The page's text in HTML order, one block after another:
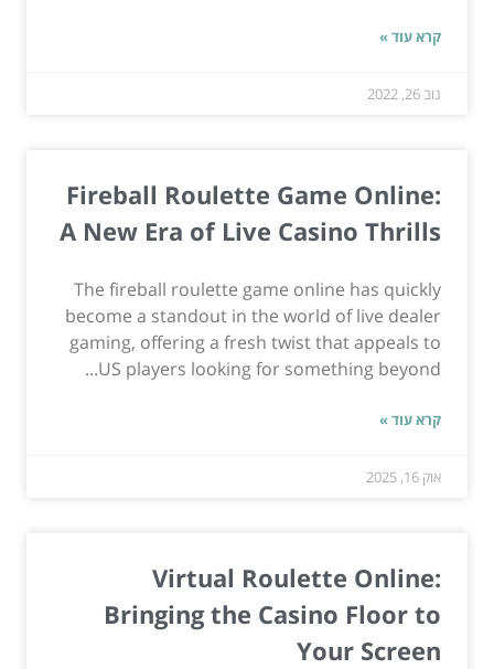
קרא עוד »
נוב 26, 2022
Fireball Roulette Game Online:
A New Era of Live Casino Thrills
The fireball roulette game online has quickly
become a standout in the world of live dealer
gaming, offering a fresh twist that appeals to
US players looking for something beyond...
קרא עוד »
אוק 16, 2025
Virtual Roulette Online:
Bringing the Casino Floor to
Your Screen